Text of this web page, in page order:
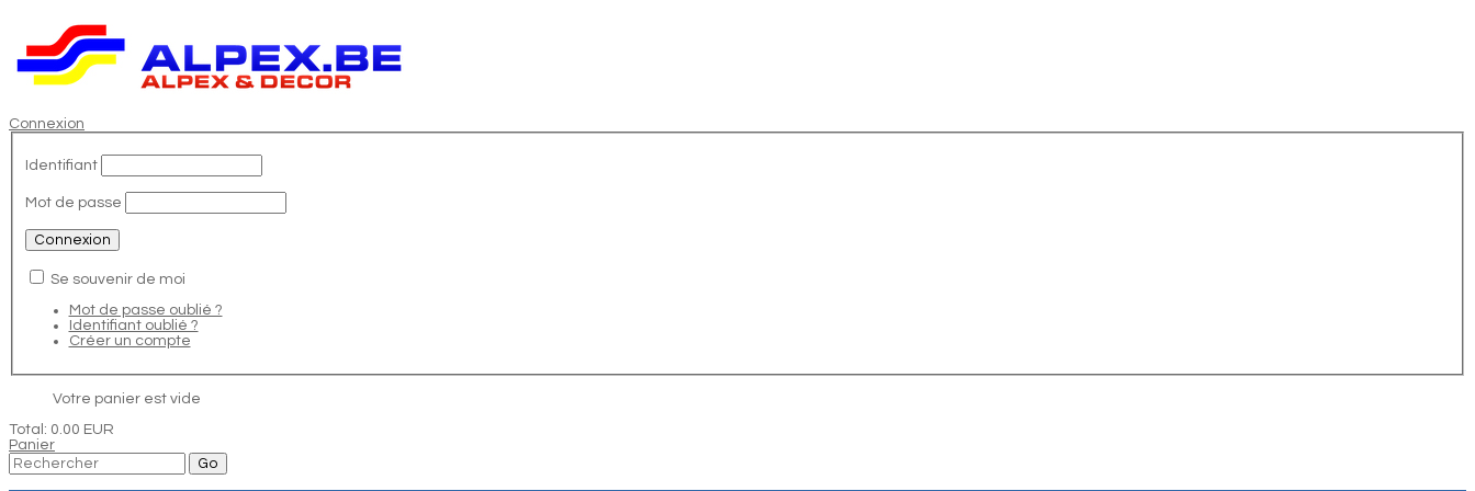
Connexion
Identifiant
Mot de passe
Se souvenir de moi
Mot de passe oublié ?
Identifiant oublié ?
Créer un compte
Votre panier est vide
Total: 0.00 EUR
Panier